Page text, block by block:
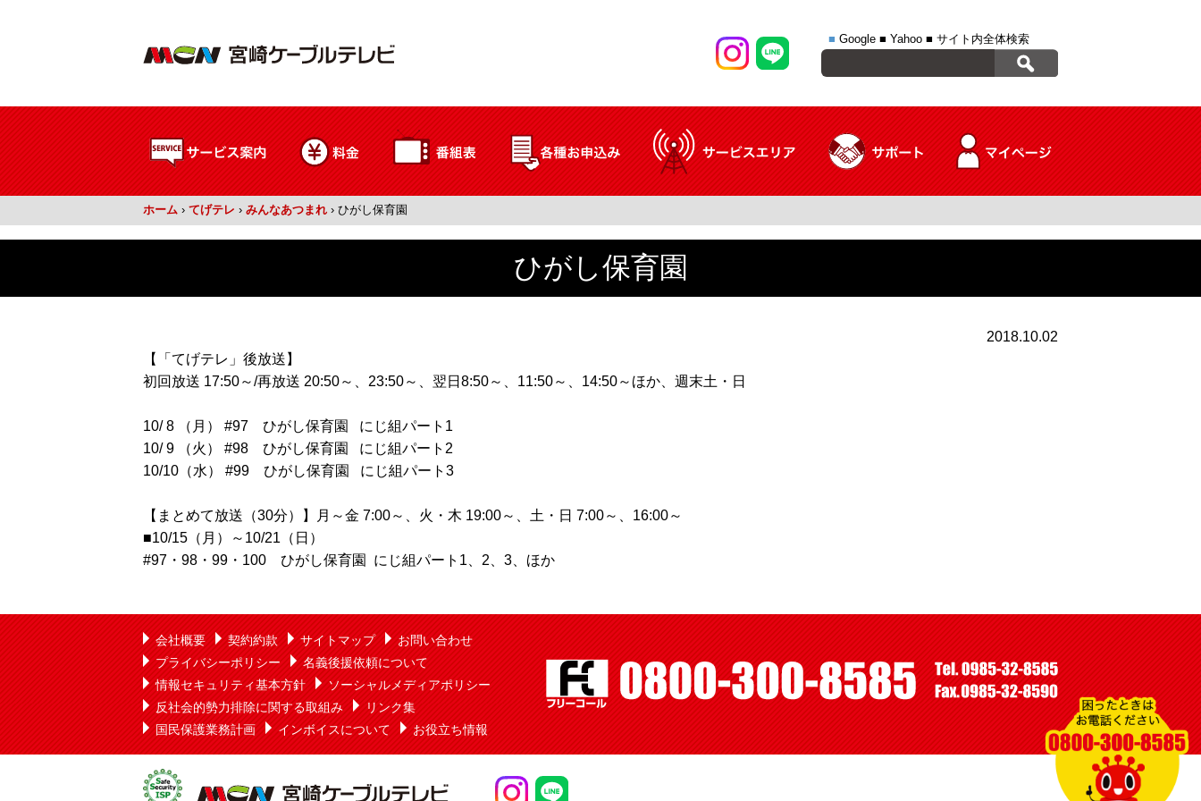
■ Google ■ Yahoo ■ サイト内全体検索
ホーム › てげテレ › みんなあつまれ › ひがし保育園
ひがし保育園
2018.10.02
【「てげテレ」後放送】
初回放送 17:50～/再放送 20:50～、23:50～、翌日8:50～、11:50～、14:50～ほか、週末土・日
10/ 8 （月） #97 ひがし保育園 にじ組パート1
10/ 9 （火） #98 ひがし保育園 にじ組パート2
10/10（水） #99 ひがし保育園 にじ組パート3
【まとめて放送（30分）】月～金 7:00～、火・木 19:00～、土・日 7:00～、16:00～
■10/15（月）～10/21（日）
#97・98・99・100 ひがし保育園 にじ組パート1、2、3、ほか
会社概要 契約約款 サイトマップ
お問い合わせ
プライバシーポリシー
名義後援依頼について
情報セキュリティ基本方針
ソーシャルメディアポリシー
反社会的勢力排除に関する取組み
リンク集
国民保護業務計画
インボイスについて お役立ち情報